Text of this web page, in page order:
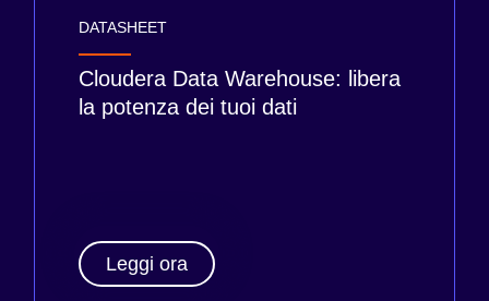
DATASHEET
Cloudera Data Warehouse: libera
la potenza dei tuoi dati
Leggi ora